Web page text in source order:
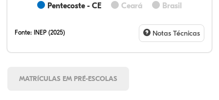
Pentecoste - CE Ceará Brasil
Fonte: INEP (2025) Notas Técnicas
MATRÍCULAS EM PRÉ-ESCOLAS